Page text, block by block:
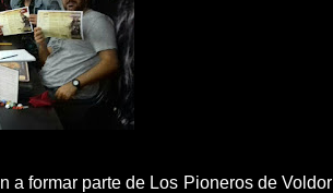
a formar parte de Los Pioneros de Voldor